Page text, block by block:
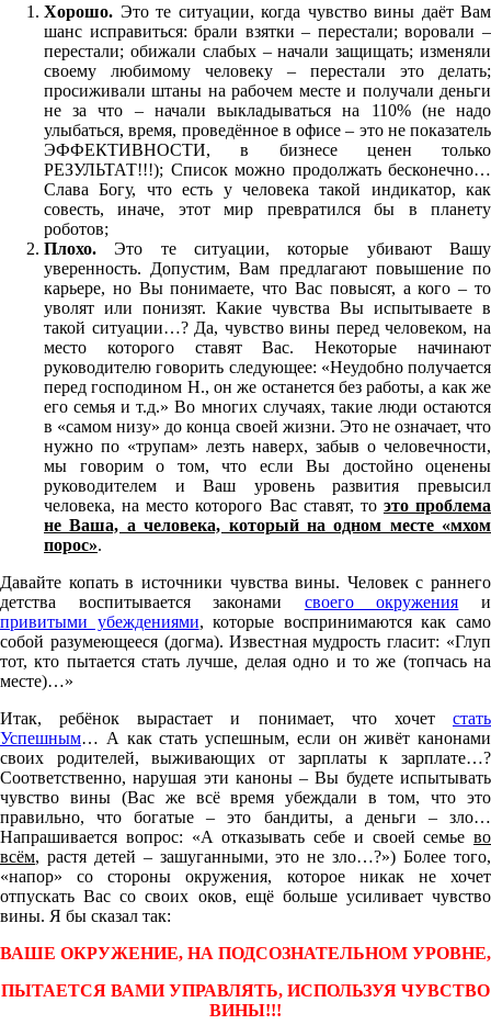
Хорошо. Это те ситуации, когда чувство вины даёт Вам
шанс исправиться: брали взятки – перестали; воровали –
перестали; обижали слабых – начали защищать; изменяли
своему любимому человеку – перестали это делать;
просиживали штаны на рабочем месте и получали деньги
не за что – начали выкладываться на 110% (не надо
улыбаться, время, проведённое в офисе – это не показатель
ЭФФЕКТИВНОСТИ, в бизнесе ценен только
РЕЗУЛЬТАТ!!!); Список можно продолжать бесконечно…
Слава Богу, что есть у человека такой индикатор, как
совесть, иначе, этот мир превратился бы в планету
роботов;
Плохо. Это те ситуации, которые убивают Вашу
уверенность. Допустим, Вам предлагают повышение по
карьере, но Вы понимаете, что Вас повысят, а кого – то
уволят или понизят. Какие чувства Вы испытываете в
такой ситуации…? Да, чувство вины перед человеком, на
место которого ставят Вас. Некоторые начинают
руководителю говорить следующее: «Неудобно получается
перед господином Н., он же останется без работы, а как же
его семья и т.д.» Во многих случаях, такие люди остаются
в «самом низу» до конца своей жизни. Это не означает, что
нужно по «трупам» лезть наверх, забыв о человечности,
мы говорим о том, что если Вы достойно оценены
руководителем и Ваш уровень развития превысил
человека, на место которого Вас ставят, то это проблема
не Ваша, а человека, который на одном месте «мхом
порос».
Давайте копать в источники чувства вины. Человек с раннего
детства воспитывается законами своего окружения и
привитыми убеждениями, которые воспринимаются как само
собой разумеющееся (догма). Известная мудрость гласит: «Глуп
тот, кто пытается стать лучше, делая одно и то же (топчась на
месте)…»
Итак, ребёнок вырастает и понимает, что хочет стать
Успешным… А как стать успешным, если он живёт канонами
своих родителей, выживающих от зарплаты к зарплате…?
Соответственно, нарушая эти каноны – Вы будете испытывать
чувство вины (Вас же всё время убеждали в том, что это
правильно, что богатые – это бандиты, а деньги – зло…
Напрашивается вопрос: «А отказывать себе и своей семье во
всём, растя детей – зашуганными, это не зло…?») Более того,
«напор» со стороны окружения, которое никак не хочет
отпускать Вас со своих оков, ещё больше усиливает чувство
вины. Я бы сказал так:
ВАШЕ ОКРУЖЕНИЕ, НА ПОДСОЗНАТЕЛЬНОМ УРОВНЕ,
ПЫТАЕТСЯ ВАМИ УПРАВЛЯТЬ, ИСПОЛЬЗУЯ ЧУВСТВО
ВИНЫ!!!